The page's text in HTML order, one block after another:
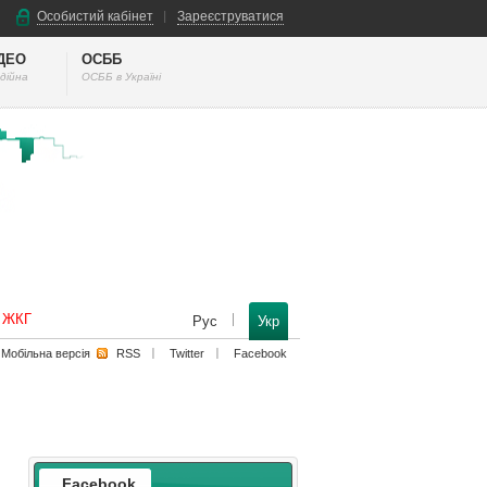
Особистий кабінет Зареєструватися
ОСББ
ОСББ в Україні
ЖКГ Рус Укр
Мобільна версiя RSS Twitter Facebook